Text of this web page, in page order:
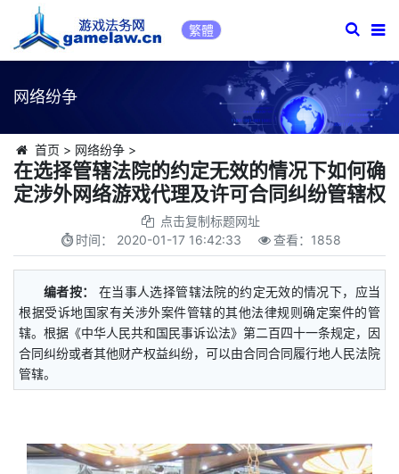
繁體
网络纷争
首页 > 网络纷争>
在选择管辖法院的约定无效的情况下如何确
定涉外网络游戏代理及许可合同纠纷管辖权
点击复制标题网址
时间： 2020-01-17 16:42:33 查看： 1858
编者按：
在当事人选择管辖法院的约定无效的情况下，应当
根据受诉地国家有关涉外案件管辖的其他法律规则确定案件的管
辖。根据《中华人民共和国民事诉讼法》第二百四十一条规定，因
合同纠纷或者其他财产权益纠纷，可以由合同合同履行地人民法院
管辖。